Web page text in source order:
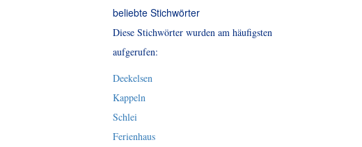
beliebte Stichwörter
Diese Stichwörter wurden am häufigsten
aufgerufen:
Deekelsen
Kappeln
Schlei
Ferienhaus